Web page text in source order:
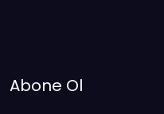
Abone Ol